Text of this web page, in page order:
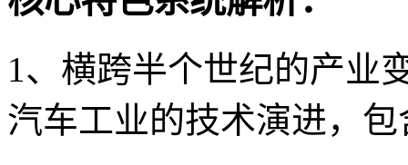
1、横跨半个世纪的产业
汽车工业的技术演进，